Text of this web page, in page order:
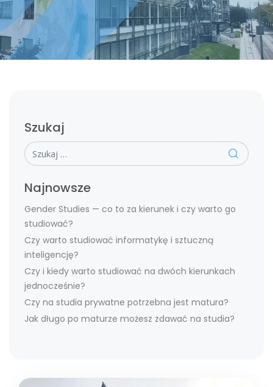
Szukaj
Szukaj
Najnowsze
Gender Studies — co to za kierunek i czy warto go
studiować?
Czy warto studiować informatykę i sztuczną
inteligencję?
Czy i kiedy warto studiować na dwóch kierunkach
jednocześnie?
Czy na studia prywatne potrzebna jest matura?
Jak długo po maturze możesz zdawać na studia?